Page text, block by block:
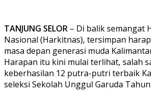
TANJUNG SELOR – Di balik semangat
Nasional (Harkitnas), tersimpan
masa depan generasi muda
Harapan itu kini mulai terlihat, salah
keberhasilan 12 putra-putri terbaik
seleksi Sekolah Unggul Garuda